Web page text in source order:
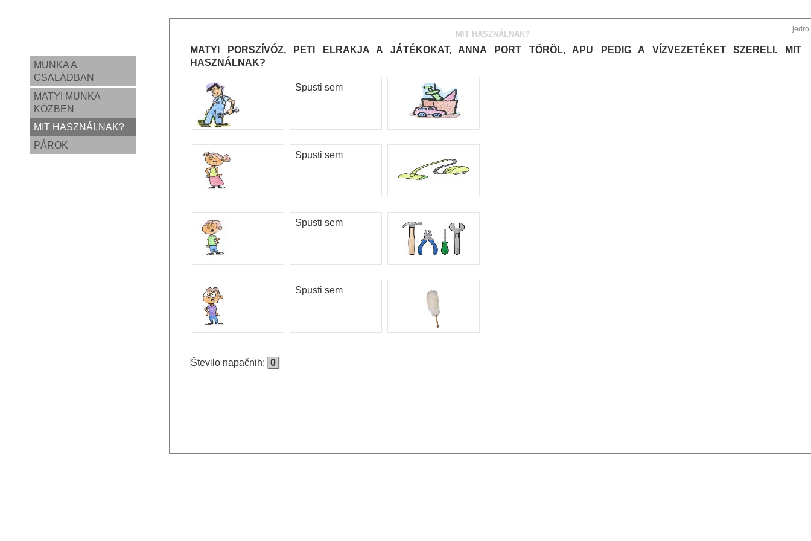
MUNKA A
CSALÁDBAN
MATYI MUNKA
KÖZBEN
MIT HASZNÁLNAK?
PÁROK
jedro
MIT HASZNÁLNAK?
MATYI PORSZÍVÓZ, PETI ELRAKJA A JÁTÉKOKAT, ANNA PORT TÖRÖL, APU PEDIG A VÍZVEZETÉKET SZERELI. MIT
HASZNÁLNAK?
Spusti sem
Spusti sem
Spusti sem
Spusti sem
Število napačnih: 0